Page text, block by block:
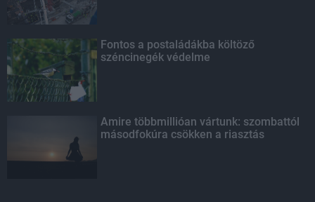
Fontos a postaládákba költöző
széncinegék védelme
Amire többmillióan vártunk: szombattól
másodfokúra csökken a riasztás